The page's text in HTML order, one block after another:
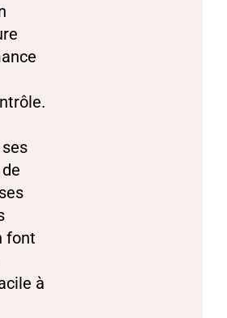
font
à